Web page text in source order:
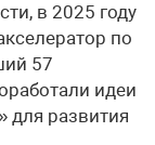
в 2025 году
по
57
идеи
развития